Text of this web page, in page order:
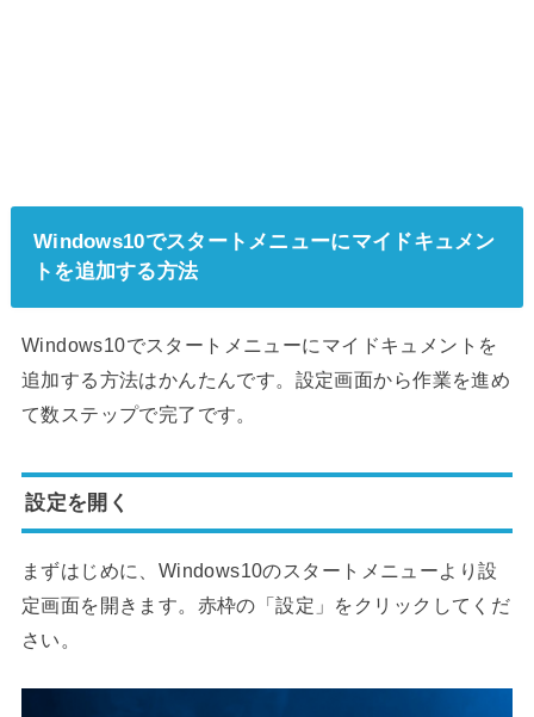
Windows10でスタートメニューにマイドキュメン
トを追加する方法
Windows10でスタートメニューにマイドキュメントを
追加する方法はかんたんです。設定画面から作業を進め
て数ステップで完了です。
設定を開く
まずはじめに、Windows10のスタートメニューより設
定画面を開きます。赤枠の「設定」をクリックしてくだ
さい。